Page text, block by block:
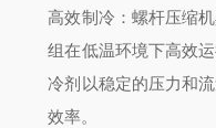
高效制冷 ：螺杆压缩
组在低温环境下高效
冷剂以稳定的压力和
效率。